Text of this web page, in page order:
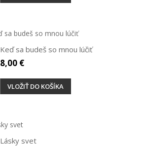
Keď sa budeš so mnou lúčiť
8,00 €
VLOŽIŤ DO KOŠÍKA
Lásky svet